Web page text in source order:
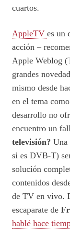
cuartos.
AppleTV es un
acción –
Apple Weblog
grandes
mismo desde
en el tema
desarrollo no
encuentro un
televisión? Una
si es DVB-T)
solución
contenidos
de TV en vivo.
escaparate de
hablé hace